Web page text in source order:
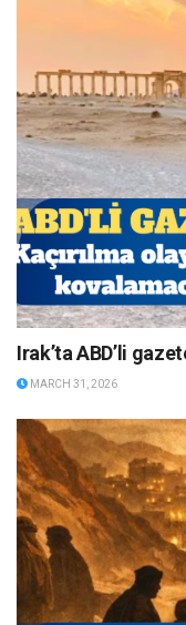
Irak’ta ABD’li
MARCH 31, 2026